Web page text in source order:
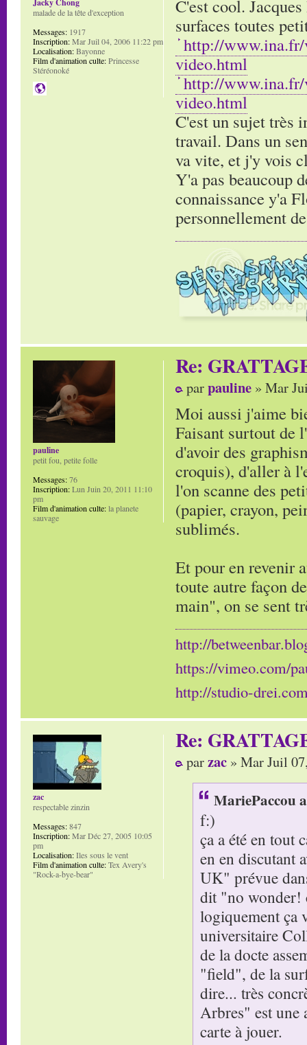
C'est cool.
surfaces toutes
http://www.ina.fr/
video.html
http://www.ina.fr/
video.html
C'est un sujet très
travail. Dans un
va vite, et j'y vois
Y'a pas beaucoup
connaissance y'a
personnellement
malade de la tête d'exception
Messages: 1917
Inscription:Mar Juil 04, 2006 11:22 pm
Localisation:Bayonne
Film d'animation culte:Princesse
Stéréonoké
Re:
parpauline » Mar
Moi aussi j'aime
Faisant surtout de
d'avoir des
croquis), d'aller à
l'on scanne des
(papier, crayon,
sublimés.
Et pour en revenir
toute autre façon
main", on se sent
http://
https://vimeo.com/
http://studio-
pauline
petit fou, petite folle
Messages:76
Inscription:Lun Juin 20, 2011 11:10
pm
Film d'animation culte:la planete
sauvage
Re:
parzac » Mar Juil
MariePaccou
f:)
ça a été en tout
en en discutant
UK" prévue
dit "no wonder!
logiquement ça
universitaire
de la docte
"field", de la
dire... très
Arbres" est une
carte à jouer.
zac
respectable zinzin
Messages:847
Inscription:Mar Déc 27, 2005 10:05
pm
Localisation:Iles sous le vent
Film d'animation culte:Tex Avery's
"Rock-a-bye-bear"